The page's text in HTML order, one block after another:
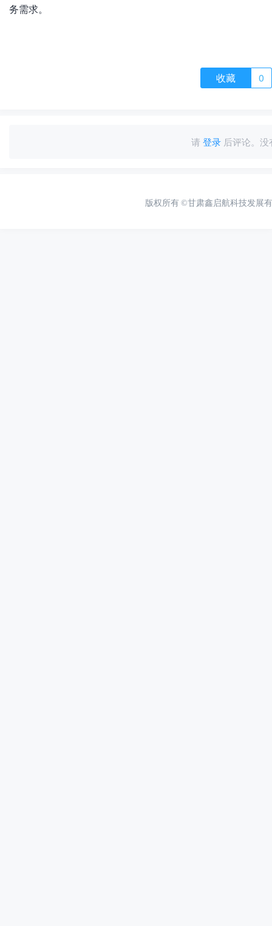
务需求。
收藏 0
请登录后评论。没
版权所有 ©甘肃鑫启航科技发展